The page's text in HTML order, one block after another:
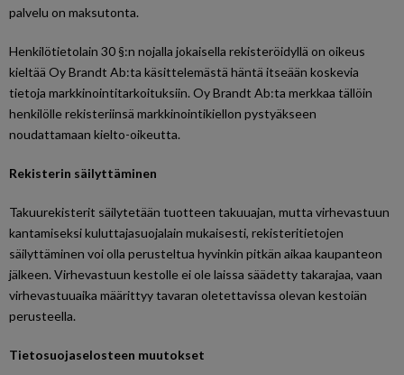
palvelu on maksutonta.
Henkilötietolain 30 §:n nojalla jokaisella rekisteröidyllä on oikeus
kieltää Oy Brandt Ab:ta käsittelemästä häntä itseään koskevia
tietoja markkinointitarkoituksiin. Oy Brandt Ab:ta merkkaa tällöin
henkilölle rekisteriinsä markkinointikiellon pystyäkseen
noudattamaan kielto-oikeutta.
Rekisterin säilyttäminen
Takuurekisterit säilytetään tuotteen takuuajan, mutta virhevastuun
kantamiseksi kuluttajasuojalain mukaisesti, rekisteritietojen
säilyttäminen voi olla perusteltua hyvinkin pitkän aikaa kaupanteon
jälkeen. Virhevastuun kestolle ei ole laissa säädetty takarajaa, vaan
virhevastuuaika määrittyy tavaran oletettavissa olevan kestoiän
perusteella.
Tietosuojaselosteen muutokset